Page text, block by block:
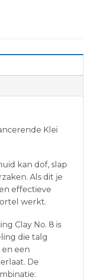
Klei
kan dof, slap
Als dit je
effectieve
werkt.
Clay No. 8 is
die talg
een
De